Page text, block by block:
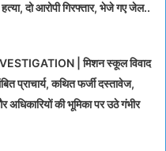
दो आरोपी गिरफ्तार, भेजे गए जेल..
| मिशन स्कूल विवाद
प्राचार्य, कथित फर्जी दस्तावेज,
अधिकारियों की भूमिका पर उठे गंभीर